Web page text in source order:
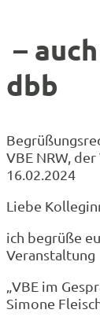
–
dbb
VBE NRW,
16.02.2024
Liebe
ich begrüße
Veranstaltung
„VBE im
Simone